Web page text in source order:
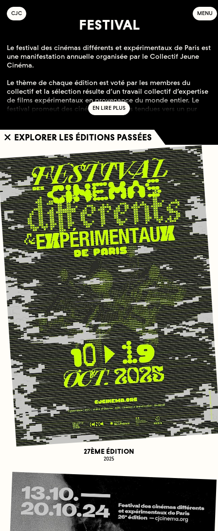
COLLECTIF
JEUNE
C INÉMA MENU
FESTIVAL
Le festival des cinémas différents et expérimentaux de Paris est
une manifestation annuelle organisée par le Collectif Jeune
Cinéma.
Le thème de chaque édition est voté par les membres du
collectif et la sélection résulte d’un travail collectif d’expertise
de films expérimentaux en provenance du monde entier. Le
festival promeut des cinématographies tendues vers un pur
acte créatif, et accompagne le public dans ses découvertes
Un jury délibère publiquement des critères permettant de
discerner les oeuvres les plus réussies. Ainsi, depuis 1998, le
festival s’est imposé dans l’espace culturel national comme un
lieu de rendez-vous important avec la création
cinématographique, et voit augmenter chaque année sa
renommée internationale comme en témoigne le grand
nombre de films qui nous sont proposés.
L’histoire du festival est indissociable de l’histoire de la
coopérative de distribution de films Collectif Jeune Cinéma.
EXPLORER LES ÉDITIONS PASSÉES
27ÈME ÉDITION
2025